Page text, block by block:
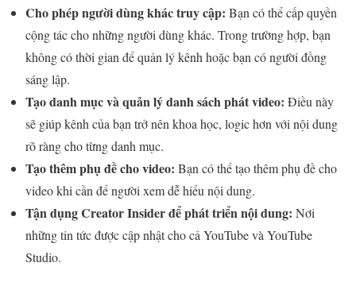
Cho phép người dùng khác truy cập: Bạn có thể cấp quyền
cộng tác cho những người dùng khác. Trong trường hợp, bạn
không có thời gian để quản lý kênh hoặc bạn có người đồng
sáng lập.
Tạo danh mục và quản lý danh sách phát video: Điều này
sẽ giúp kênh của bạn trở nên khoa học, logic hơn với nội dung
rõ ràng cho từng danh mục.
Tạo thêm phụ đề cho video: Bạn có thể tạo thêm phụ đề cho
video khi cần để người xem dễ hiểu nội dung.
Tận dụng Creator Insider để phát triển nội dung: Nơi
những tin tức được cập nhật cho cả YouTube và YouTube
Studio.